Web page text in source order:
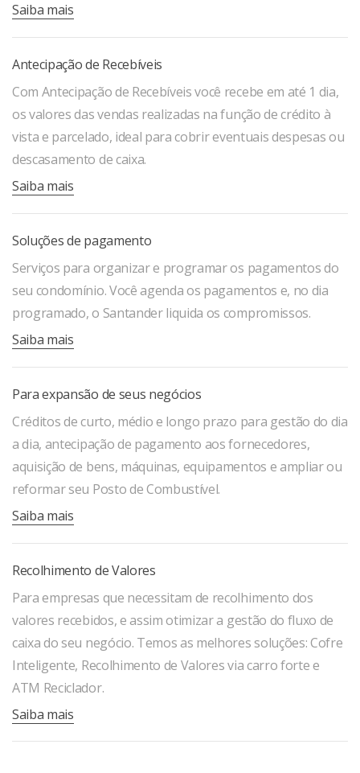
Saiba mais
Antecipação de Recebíveis
Com Antecipação de Recebíveis você recebe em até 1 dia,
os valores das vendas realizadas na função de crédito à
vista e parcelado, ideal para cobrir eventuais despesas ou
descasamento de caixa.
Saiba mais
Soluções de pagamento
Serviços para organizar e programar os pagamentos do
seu condomínio. Você agenda os pagamentos e, no dia
programado, o Santander liquida os compromissos.
Saiba mais
Para expansão de seus negócios
Créditos de curto, médio e longo prazo para gestão do dia
a dia, antecipação de pagamento aos fornecedores,
aquisição de bens, máquinas, equipamentos e ampliar ou
reformar seu Posto de Combustível.
Saiba mais
Recolhimento de Valores
Para empresas que necessitam de recolhimento dos
valores recebidos, e assim otimizar a gestão do fluxo de
caixa do seu negócio. Temos as melhores soluções: Cofre
Inteligente, Recolhimento de Valores via carro forte e
ATM Reciclador.
Saiba mais